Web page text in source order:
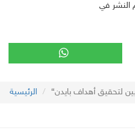
الرئيسية لتحقيق أهداف بايدن